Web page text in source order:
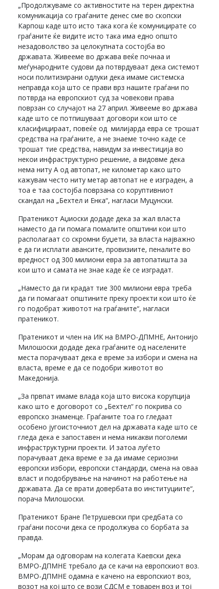
„Продолжуваме со активностите на терен директна
комуникација со граѓаните денес сме во скопски
Карпош каде што исто така кога ќе комуницирате со
граѓаните ќе видите исто така има едно општо
незадоволство за целокупната состојба во
државата. Живееме во држава веќе почнаа и
меѓународните судови да потврдуваат дека системот
носи политизирани одлуки дека имаме системска
неправда која што се прави врз нашите граѓани по
потврда на европскиот суд за човекови права
поврзан со случајот на 27 април. Живееме во држава
каде што се потпишуваат договори кои што се
класифицираат, повеќе од милијарда евра се трошат
средства на граѓаните, а не знаеме точно каде се
трошат тие средства, навидум за инвестиција во
некои инфраструктурно решение, а видовме дека
нема ниту А од автопат, не километар како што
кажувам често ниту метар автопат не е изграден, а
тоа е таа состојба поврзана со коруптивниот
скандал на „Бехтел и Енка“, нагласи Муцунски.
Пратеникот Аџиоски додаде дека за жал власта
наместо да ги помага помалите општини кои што
располагаат со скромни буџети, за власта најважно
е да ги исплати авансите, провизиите, пеналите во
вредност од 300 милиони евра за автопатишта за
кои што и самата не знае каде ќе се изградат.
„Наместо да ги крадат тие 300 милиони евра треба
да ги помагаат општините преку проекти кои што ќе
го подобрат животот на граѓаните“, нагласи
пратеникот.
Пратеникот и член на ИК на ВМРО-ДПМНЕ, Антонијо
Милошоски додаде дека граѓаните од населените
места порачуваат дека е време за избори и смена на
власта, време е да се подобри животот во
Македонија.
„За првпат имаме влада која што висока корупција
како што е договорот со „Бехтел“ го покрива со
европско знаменце. Граѓаните тоа го гледаат
особено југоисточниот дел на државата каде што се
гледа дека е запоставен и нема никакви поголеми
инфраструктурни проекти. И затоа луѓето
порачуваат дека време е за да имаме сериозни
европски избори, европски стандарди, смена на оваа
власт и подобрување на начинот на работење на
државата. Да се врати довербата во институциите“,
порача Милошоски.
Пратеникот Бране Петрушевски при средбата со
граѓани посочи дека се продолжува со борбата за
правда.
„Морам да одговорам на колегата Каевски дека
ВМРО-ДПМНЕ требало да се качи на европскиот воз.
ВМРО-ДПМНЕ одамна е качено на европскиот воз,
возот на кој што се вози СДСМ е товарен воз и тој